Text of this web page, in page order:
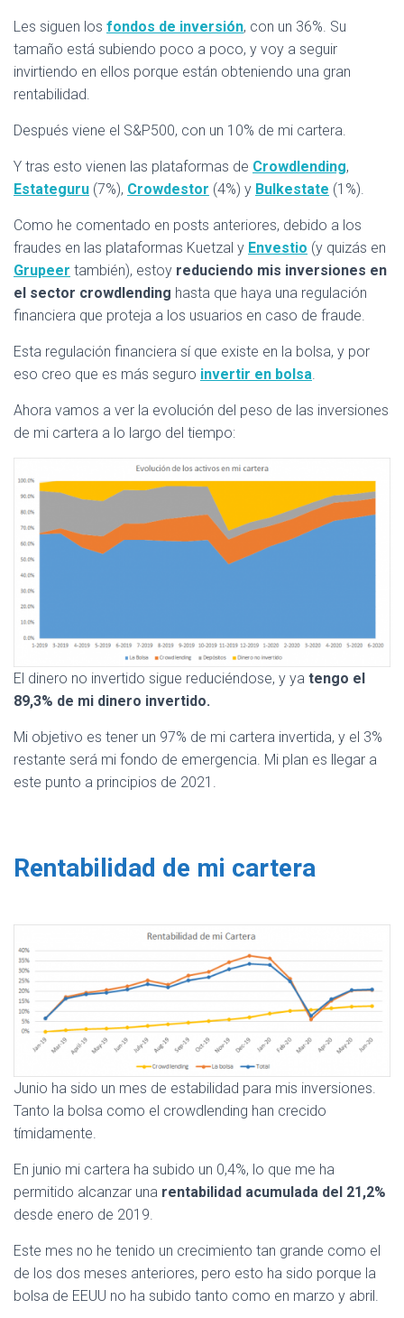
Les siguen los fondos de inversión, con un 36%. Su
tamaño está subiendo poco a poco, y voy a seguir
invirtiendo en ellos porque están obteniendo una gran
rentabilidad.
Después viene el S&P500, con un 10% de mi cartera.
Y tras esto vienen las plataformas de Crowdlending,
Estateguru (7%), Crowdestor (4%) y Bulkestate (1%).
Como he comentado en posts anteriores, debido a los
fraudes en las plataformas Kuetzal y Envestio (y quizás en
Grupeer también), estoy reduciendo mis inversiones en
el sector crowdlending hasta que haya una regulación
financiera que proteja a los usuarios en caso de fraude.
Esta regulación financiera sí que existe en la bolsa, y por
eso creo que es más seguro invertir en bolsa
Ahora vamos a ver la evolución del peso de las inversiones
de mi cartera a lo largo del tiempo:
El dinero no invertido sigue reduciéndose, y ya tengo el
89,3% de mi dinero invertido.
Mi objetivo es tener un 97% de mi cartera invertida, y el 3%
restante será mi fondo de emergencia. Mi plan es llegar a
este punto a principios de 2021.
Rentabilidad de mi cartera
Junio ha sido un mes de estabilidad para mis inversiones.
Tanto la bolsa como el crowdlending han crecido
tímidamente.
En junio mi cartera ha subido un 0,4%, lo que me ha
permitido alcanzar una rentabilidad acumulada del 21,2%
desde enero de 2019.
Este mes no he tenido un crecimiento tan grande como el
de los dos meses anteriores, pero esto ha sido porque la
bolsa de EEUU no ha subido tanto como en marzo y abril.